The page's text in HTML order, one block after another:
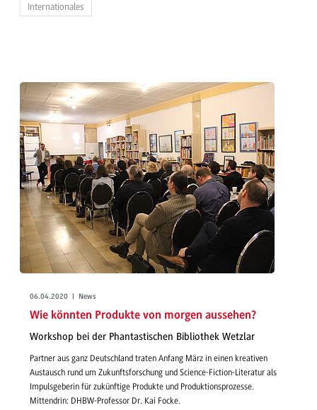
Internationales
06.04.2020 | News
Wie könnten Produkte von morgen aussehen?
Workshop bei der Phantastischen Bibliothek Wetzlar
Partner aus ganz Deutschland traten Anfang März in einen kreativen
Austausch rund um Zukunftsforschung und Science-Fiction-Literatur als
Impulsgeberin für zukünftige Produkte und Produktionsprozesse.
Mittendrin: DHBW-Professor Dr. Kai Focke.